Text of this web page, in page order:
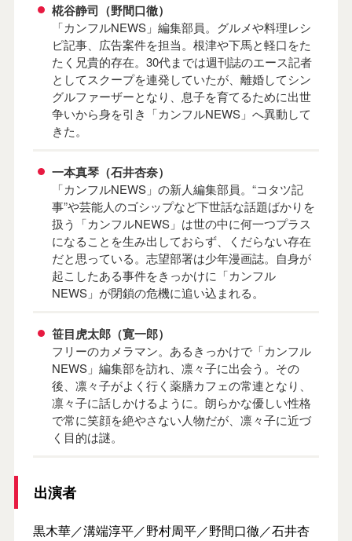
椛谷静司（野間口徹）
「カンフルNEWS」編集部員。グルメや料理レシ
ピ記事、広告案件を担当。根津や下馬と軽口をた
たく兄貴的存在。30代までは週刊誌のエース記者
としてスクープを連発していたが、離婚してシン
グルファーザーとなり、息子を育てるために出世
争いから身を引き「カンフルNEWS」へ異動して
きた。
一本真琴（石井杏奈）
「カンフルNEWS」の新人編集部員。“コタツ記
事”や芸能人のゴシップなど下世話な話題ばかりを
扱う「カンフルNEWS」は世の中に何一つプラス
になることを生み出しておらず、くだらない存在
だと思っている。志望部署は少年漫画誌。自身が
起こしたある事件をきっかけに「カンフル
NEWS」が閉鎖の危機に追い込まれる。
笹目虎太郎（寛一郎）
フリーのカメラマン。あるきっかけで「カンフル
NEWS」編集部を訪れ、凛々子に出会う。その
後、凛々子がよく行く薬膳カフェの常連となり、
凛々子に話しかけるように。朗らかな優しい性格
で常に笑顔を絶やさない人物だが、凛々子に近づ
く目的は謎。
出演者
黒木華／溝端淳平／野村周平／野間口徹／石井杏